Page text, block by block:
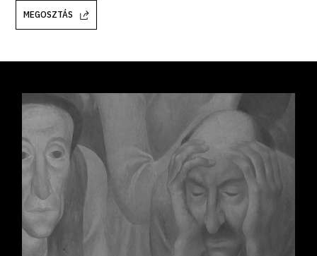
MEGOSZTÁS